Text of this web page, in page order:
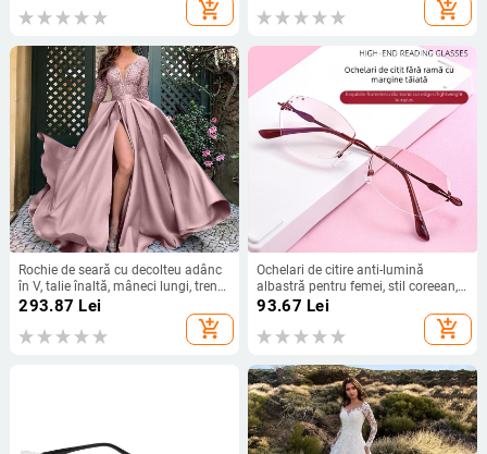
add_shopping_cart
elegantă de calitate la modă
add_shopping_cart
Rochie de seară cu decolteu adânc
în V, talie înaltă, mâneci lungi, tren
mic, fustă lungă
293.87 Lei
add_shopping_cart
Ochelari de citire anti-lumină
albastră pentru femei, stil coreean,
fără ramă, cu margine tăiată în
presbiopie
93.67 Lei
add_shopping_cart